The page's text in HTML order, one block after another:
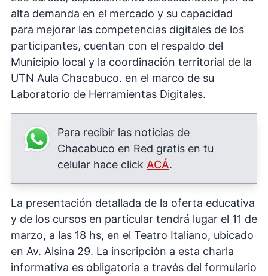
alta demanda en el mercado y su capacidad
para mejorar las competencias digitales de los
participantes, cuentan con el respaldo del
Municipio local y la coordinación territorial de la
UTN Aula Chacabuco. en el marco de su
Laboratorio de Herramientas Digitales.
Para recibir las noticias de
Chacabuco en Red gratis en tu
celular hace click ACÁ.
La presentación detallada de la oferta educativa
y de los cursos en particular tendrá lugar el 11 de
marzo, a las 18 hs, en el Teatro Italiano, ubicado
en Av. Alsina 29. La inscripción a esta charla
informativa es obligatoria a través del formulario